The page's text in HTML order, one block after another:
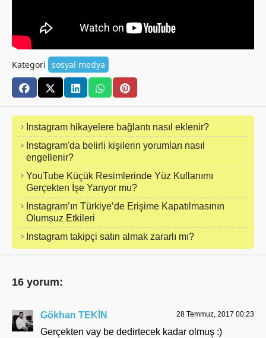
Kategori sosyal medya
Instagram hikayelere bağlantı nasıl eklenir?
Instagram'da belirli kişilerin yorumları nasıl
engellenir?
YouTube Küçük Resimlerinde Yüz Kullanımı
Gerçekten İşe Yarıyor mu?
Instagram’ın Türkiye’de Erişime Kapatılmasının
Olumsuz Etkileri
Instagram takipçi satın almak zararlı mı?
16 yorum:
Gökhan TEKİN 28 Temmuz, 2017 00:23
Gerçekten vay be dedirtecek kadar olmuş :)